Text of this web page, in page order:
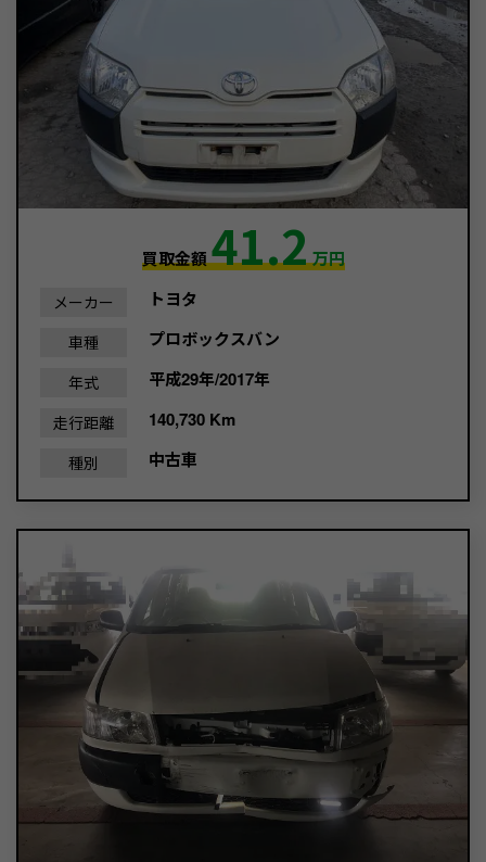
買取金額41.2万円
メーカー トヨタ
車種 プロボックスバン
年式 平成29年/2017年
走行距離 140,730 Km
種別 中古車